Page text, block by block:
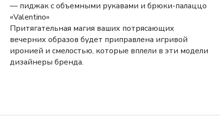
— пиджак с объемными рукавами и брюки-палаццо
«Valentino»
Притягательная магия ваших потрясающих
вечерних образов будет приправлена игривой
иронией и смелостью, которые вплели в эти модели
дизайнеры бренда.